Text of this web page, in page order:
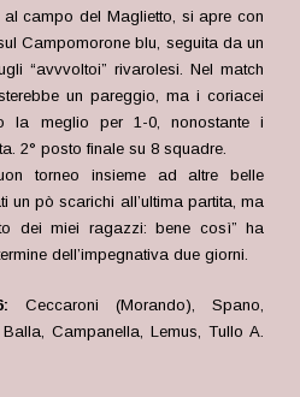
campo del Maglietto, si apre con
Campomorone blu, seguita daun
“avvvoltoi” rivarolesi. Nel match
un pareggio, ma i coriacei
la meglio per 1-0, nonostante i
2° posto finale su 8 squadre.
torneo insieme ad altre belle
un pò scarichi all’ultima partita, ma
dei miei ragazzi: bene così” ha
dell’impegnativa due giorni.
Ceccaroni (Morando), Spano,
Campanella, Lemus, Tullo A.